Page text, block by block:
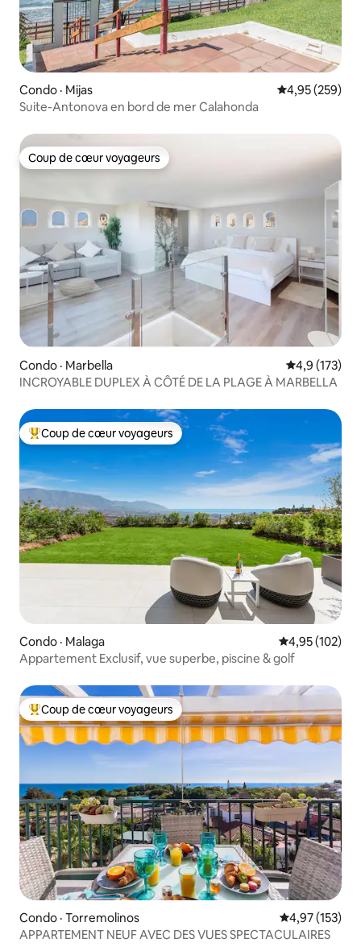
Condo · Mijas Note
4,95 (259)
Suite-Antonova en bord de mer Calahonda
Coup de cœur voyageurs
Coup de cœur voyageurs
Condo · Marbella Note
4,9 (173)
INCROYABLE DUPLEX À CÔTÉ DE LA PLAGE À MARBELLA
Coup de cœur voyageurs parmi les plus aimés
Coup de cœur voyageurs
Condo · Malaga Note
4,95 (102)
Appartement Exclusif, vue superbe, piscine & golf
Coup de cœur voyageurs parmi les plus aimés
Coup de cœur voyageurs
Condo · Torremolinos Note
4,97 (153)
APPARTEMENT NEUF AVEC DES VUES SPECTACULAIRES